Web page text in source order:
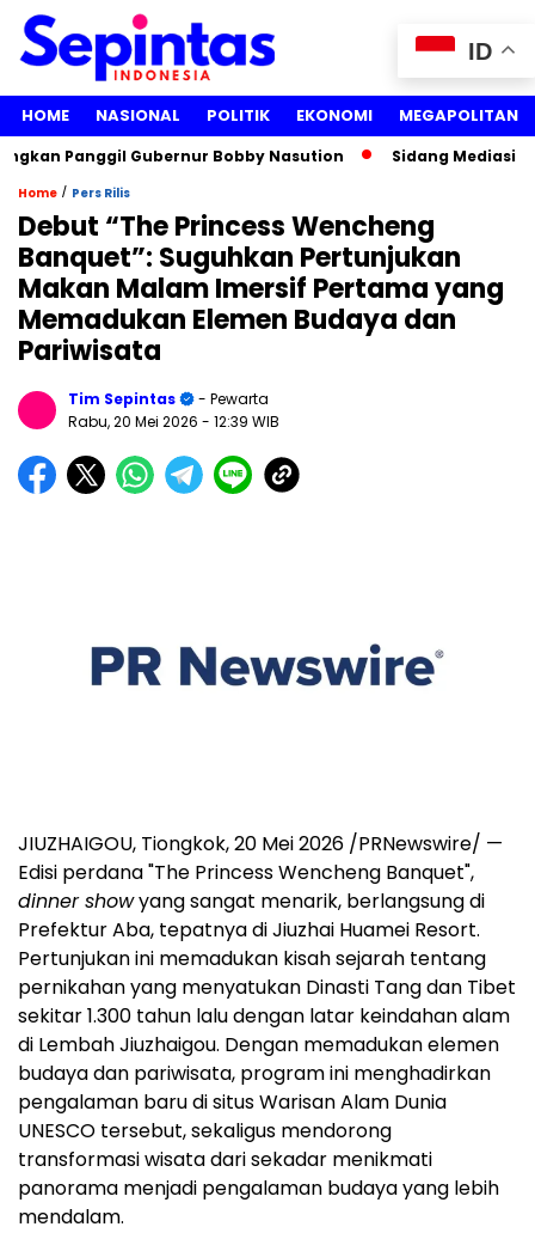
HOME NASIONAL POLITIK EKONOMI MEGAPOLITAN
Panggil Gubernur Bobby Nasution Sidang Mediasi
Home / Pers Rilis
Debut “The Princess Wencheng
Banquet”: Suguhkan Pertunjukan
Makan Malam Imersif Pertama yang
Memadukan Elemen Budaya dan
Pariwisata
Tim Sepintas
- Pewarta
Rabu, 20 Mei 2026 - 12:39 WIB
JIUZHAIGOU, Tiongkok, 20 Mei 2026 /PRNewswire/ —
Edisi perdana "The Princess Wencheng Banquet",
dinner showyang sangat menarik, berlangsung di
Prefektur Aba, tepatnya di Jiuzhai Huamei Resort.
Pertunjukan ini memadukan kisah sejarah tentang
pernikahan yang menyatukan Dinasti Tang dan Tibet
sekitar 1.300 tahun lalu dengan latar keindahan alam
di Lembah Jiuzhaigou. Dengan memadukan elemen
budaya dan pariwisata, program ini menghadirkan
pengalaman baru di situs Warisan Alam Dunia
UNESCO tersebut, sekaligus mendorong
transformasi wisata dari sekadar menikmati
panorama menjadi pengalaman budaya yang lebih
mendalam.
ID